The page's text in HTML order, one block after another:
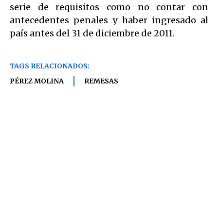
serie de requisitos como no contar con
antecedentes penales y haber ingresado al
país antes del 31 de diciembre de 2011.
TAGS RELACIONADOS:
PÉREZ MOLINA
REMESAS